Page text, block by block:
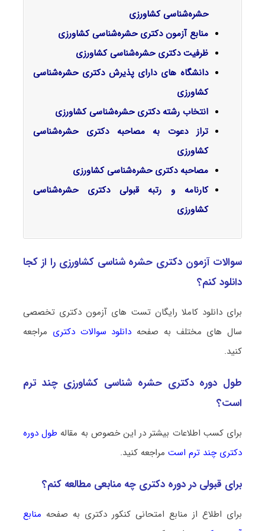
حشره‌شناسی کشاورزی
منابع آزمون دکتری حشره‌شناسی کشاورزی
ظرفیت دکتری حشره‌شناسی کشاورزی
دانشگاه های دارای پذیرش دکتری حشره‌شناسی
کشاورزی
انتخاب رشته دکتری حشره‌شناسی کشاورزی
تراز دعوت به مصاحبه دکتری حشره‌شناسی
کشاورزی
مصاحبه دکتری حشره‌شناسی کشاورزی
کارنامه و رتبه قبولی دکتری حشره‌شناسی
کشاورزی
سوالات آزمون دکتری حشره‌ شناسی کشاورزی را از کجا
دانلود کنم؟
برای دانلود کاملا رایگان تست های آزمون دکتری تخصصی
سال های مختلف به صفحه دانلود سوالات دکتری مراجعه
کنید.
طول دوره دکتری حشره‌ شناسی کشاورزی چند ترم
است؟
برای کسب اطلاعات بیشتر در این خصوص به مقاله طول دوره
دکتری چند ترم استمراجعه کنید.
برای قبولی در دوره دکتری چه منابعی مطالعه کنم؟
برای اطلاع از منابع امتحانی کنکور دکتری به صفحه منابع